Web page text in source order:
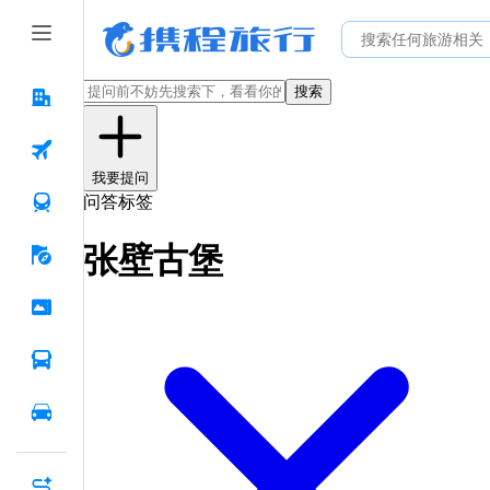
搜索
我要提问
问答标签
张壁古堡